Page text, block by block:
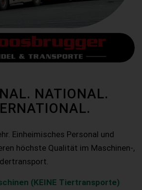
NATIONAL.
Einheimisches Personal und
höchste Qualität im Maschinen-,
(KEINE Tiertransporte)